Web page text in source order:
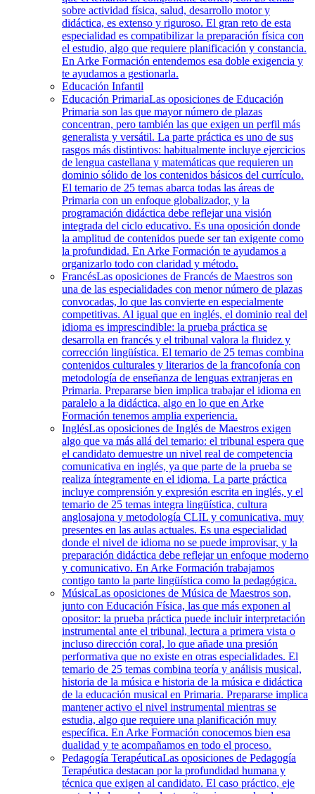
sobre actividad física, salud, desarrollo motor y
didáctica, es extenso y riguroso. El gran reto de esta
especialidad es compatibilizar la preparación física con
el estudio, algo que requiere planificación y constancia.
En Arke Formación entendemos esa doble exigencia y
te ayudamos a gestionarla.
Educación Infantil
Educación PrimariaLas oposiciones de Educación
Primaria son las que mayor número de plazas
concentran, pero también las que exigen un perfil más
generalista y versátil. La parte práctica es uno de sus
rasgos más distintivos: habitualmente incluye ejercicios
de lengua castellana y matemáticas que requieren un
dominio sólido de los contenidos básicos del currículo.
El temario de 25 temas abarca todas las áreas de
Primaria con un enfoque globalizador, y la
programación didáctica debe reflejar una visión
integrada del ciclo educativo. Es una oposición donde
la amplitud de contenidos puede ser tan exigente como
la profundidad. En Arke Formación te ayudamos a
organizarlo todo con claridad y método.
FrancésLas oposiciones de Francés de Maestros son
una de las especialidades con menor número de plazas
convocadas, lo que las convierte en especialmente
competitivas. Al igual que en inglés, el dominio real del
idioma es imprescindible: la prueba práctica se
desarrolla en francés y el tribunal valora la fluidez y
corrección lingüística. El temario de 25 temas combina
contenidos culturales y literarios de la francofonía con
metodología de enseñanza de lenguas extranjeras en
Primaria. Prepararse bien implica trabajar el idioma en
paralelo a la didáctica, algo en lo que en Arke
Formación tenemos amplia experiencia.
InglésLas oposiciones de Inglés de Maestros exigen
algo que va más allá del temario: el tribunal espera que
el candidato demuestre un nivel real de competencia
comunicativa en inglés, ya que parte de la prueba se
realiza íntegramente en el idioma. La parte práctica
incluye comprensión y expresión escrita en inglés, y el
temario de 25 temas integra lingüística, cultura
anglosajona y metodología CLIL y comunicativa, muy
presentes en las aulas actuales. Es una especialidad
donde el nivel de idioma no se puede improvisar, y la
preparación didáctica debe reflejar un enfoque moderno
y comunicativo. En Arke Formación trabajamos
contigo tanto la parte lingüística como la pedagógica.
MúsicaLas oposiciones de Música de Maestros son,
junto con Educación Física, las que más exponen al
opositor: la prueba práctica puede incluir interpretación
instrumental ante el tribunal, lectura a primera vista o
incluso dirección coral, lo que añade una presión
performativa que no existe en otras especialidades. El
temario de 25 temas combina teoría y análisis musical,
historia de la música e historia de la música e didáctica
de la educación musical en Primaria. Prepararse implica
mantener activo el nivel instrumental mientras se
estudia, algo que requiere una planificación muy
específica. En Arke Formación conocemos bien esa
dualidad y te acompañamos en todo el proceso.
Pedagogía TerapéuticaLas oposiciones de Pedagogía
Terapéutica destacan por la profundidad humana y
técnica que exigen al candidato. El caso práctico, eje